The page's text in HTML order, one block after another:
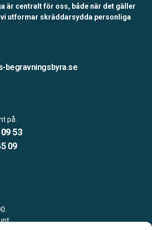
är centralt för oss, både när det gäller
vi utformar skräddarsydda personliga
begravningsbyra.se
på:
53
09